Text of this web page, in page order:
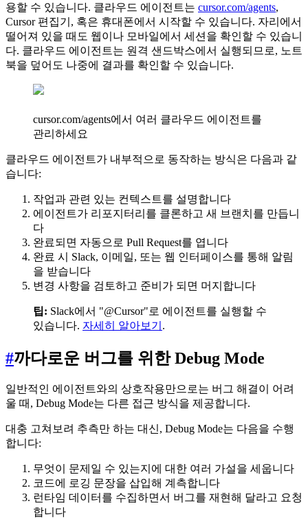
용할 수 있습니다. 클라우드 에이전트는 cursor.com/agents,
Cursor 편집기, 혹은 휴대폰에서 시작할 수 있습니다. 자리에서
떨어져 있을 때도 웹이나 모바일에서 세션을 확인할 수 있습니
다. 클라우드 에이전트는 원격 샌드박스에서 실행되므로, 노트
북을 덮어도 나중에 결과를 확인할 수 있습니다.
cursor.com/agents에서 여러 클라우드 에이전트를
관리하세요
클라우드 에이전트가 내부적으로 동작하는 방식은 다음과 같
습니다:
작업과 관련 있는 컨텍스트를 설명합니다
에이전트가 리포지터리를 클론하고 새 브랜치를 만듭니
다
완료되면 자동으로 Pull Request를 엽니다
완료 시 Slack, 이메일, 또는 웹 인터페이스를 통해 알림
을 받습니다
변경 사항을 검토하고 준비가 되면 머지합니다
팁: Slack에서 "@Cursor"로 에이전트를 실행할 수
있습니다. 자세히 알아보기 .
#까다로운 버그를 위한 Debug Mode
일반적인 에이전트와의 상호작용만으로는 버그 해결이 어려
울 때, Debug Mode는 다른 접근 방식을 제공합니다.
대충 고쳐보려 추측만 하는 대신, Debug Mode는 다음을 수행
합니다:
무엇이 문제일 수 있는지에 대한 여러 가설을 세웁니다
코드에 로깅 문장을 삽입해 계측합니다
런타임 데이터를 수집하면서 버그를 재현해 달라고 요청
합니다